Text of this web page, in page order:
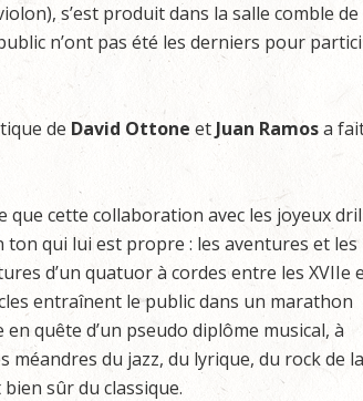
s’est produit dans la salle comble de
n’ont pas été les derniers pour
de David Ottone et Juan Ramosa
que cette collaboration avec les joyeux
ton qui lui est propre : les aventures et les
d’un quatuor à cordes entre les XVIIe
entraînent le public dans un marathon
en quête d’un pseudo diplôme musical, à
méandres du jazz, du lyrique, du rock de la
sûr du classique.